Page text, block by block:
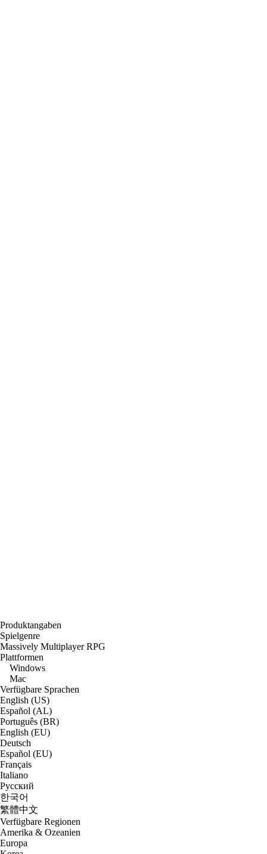
Produktangaben
Spielgenre
Massively Multiplayer RPG
Plattformen
Windows
Mac
Verfügbare Sprachen
English (US)
Español (AL)
Português (BR)
English (EU)
Deutsch
Español (EU)
Français
Italiano
Русский
한국어
繁體中文
Verfügbare Regionen
Amerika & Ozeanien
Europa